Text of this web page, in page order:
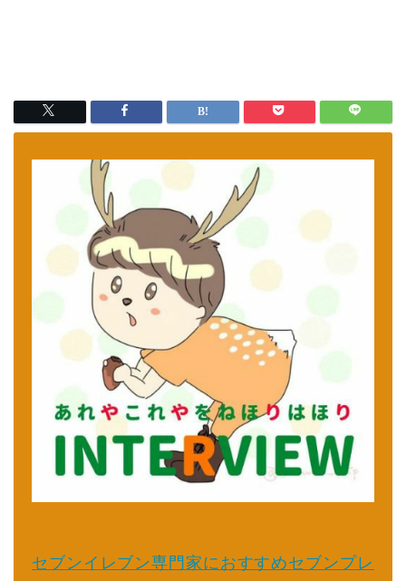
セブンイレブン専門家におすすめセブンプレ